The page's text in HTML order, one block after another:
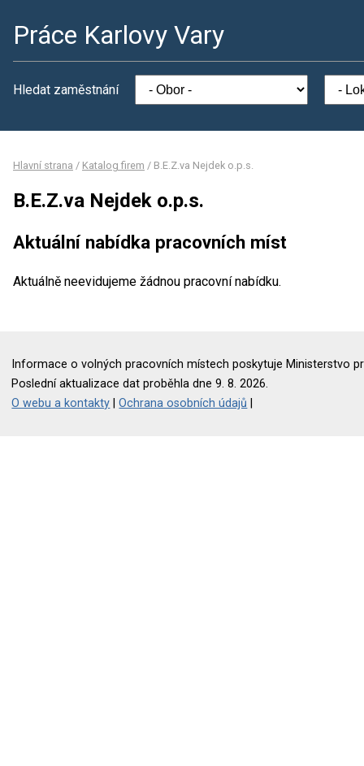
Práce Karlovy Vary
Hledat zaměstnání
Hlavní strana / Katalog firem / B.E.Z.va Nejdek o.p.s.
B.E.Z.va Nejdek o.p.s.
Aktuální nabídka pracovních míst
Aktuálně neevidujeme žádnou pracovní nabídku.
Informace o volných pracovních místech poskytuje Ministerstvo
Poslední aktualizace dat proběhla dne 9. 8. 2026.
O webu a kontakty |Ochrana osobních údajů